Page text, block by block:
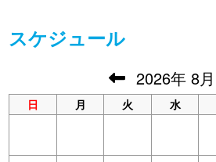
スケジュール
2026年 8月
日 月 火 水